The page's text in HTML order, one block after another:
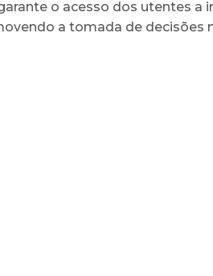
o acesso dos utentes a
a tomada de decisões